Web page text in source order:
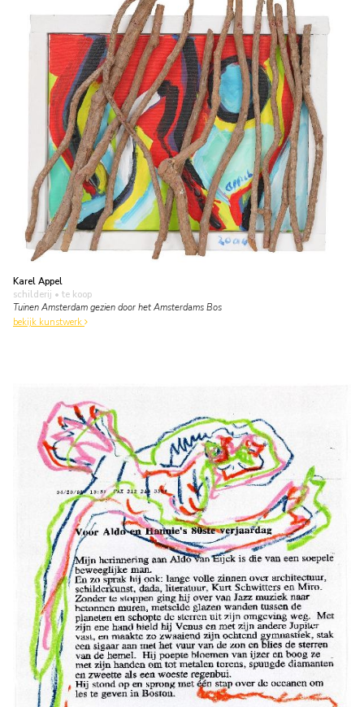
Karel Appel
schilderij • te koop
Tuinen Amsterdam gezien door het Amsterdams Bos
bekijk kunstwerk